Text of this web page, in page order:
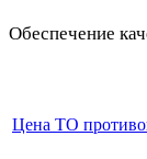
Обеспечение
Цена ТО